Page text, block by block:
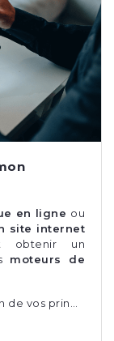
en ligne ou
site internet
obtenir un
moteurs de
de vos prin…